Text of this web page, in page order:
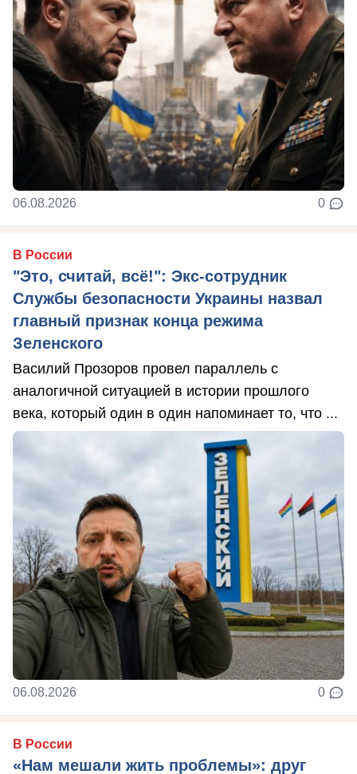
06.08.2026 0
В России
"Это, считай, всё!": Экс-сотрудник
Службы безопасности Украины назвал
главный признак конца режима
Зеленского
Василий Прозоров провел параллель с
аналогичной ситуацией в истории прошлого
века, который один в один напоминает то, что ...
06.08.2026 0
В России
«Нам мешали жить проблемы»: друг